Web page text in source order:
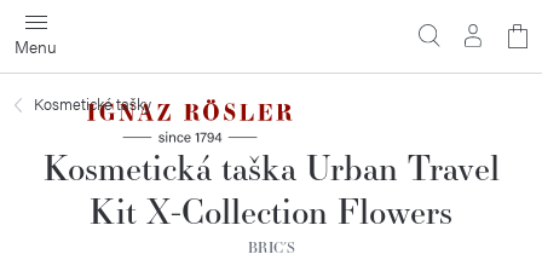
Přejít
na
obsah
Kosmetické tašky
Kosmetická taška Urban Travel
Kit X-Collection Flowers
BRIC´S